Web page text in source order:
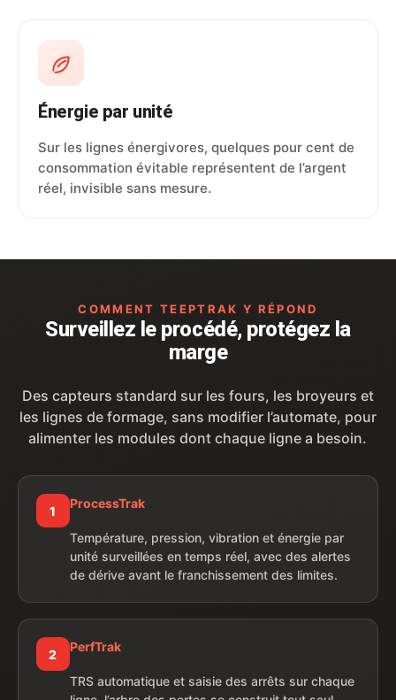
Énergie par unité
Sur les lignes énergivores, quelques pour cent de
consommation évitable représentent de l’argent
réel, invisible sans mesure.
COMMENT TEEPTRAK Y RÉPOND
Surveillez le procédé, protégez la
marge
Des capteurs standard sur les fours, les broyeurs et
les lignes de formage, sans modifier l’automate, pour
alimenter les modules dont chaque ligne a besoin.
1 ProcessTrak
Température, pression, vibration et énergie par
unité surveillées en temps réel, avec des alertes
de dérive avant le franchissement des limites.
2 PerfTrak
TRS automatique et saisie des arrêts sur chaque